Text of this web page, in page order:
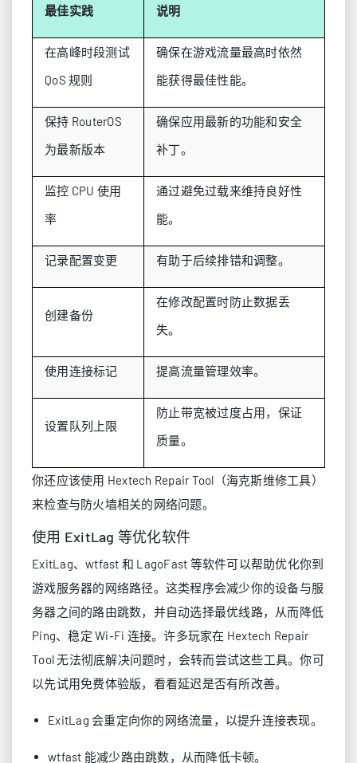
最佳实践 说明
在高峰时段测试
QoS 规则
确保在游戏流量最高时依然
能获得最佳性能。
保持 RouterOS
为最新版本
确保应用最新的功能和安全
补丁。
监控 CPU 使用
率
通过避免过载来维持良好性
能。
记录配置变更 有助于后续排错和调整。
创建备份
在修改配置时防止数据丢
失。
使用连接标记 提高流量管理效率。
设置队列上限
防止带宽被过度占用，保证
质量。
你还应该使用 Hextech Repair Tool（海克斯维修工具）
来检查与防火墙相关的网络问题。
使用 ExitLag 等优化软件
ExitLag、wtfast 和 LagoFast 等软件可以帮助优化你到
游戏服务器的网络路径。这类程序会减少你的设备与服
务器之间的路由跳数，并自动选择最优线路，从而降低
Ping、稳定 Wi‑Fi 连接。许多玩家在 Hextech Repair
Tool 无法彻底解决问题时，会转而尝试这些工具。你可
以先试用免费体验版，看看延迟是否有所改善。
ExitLag 会重定向你的网络流量，以提升连接表现。
wtfast 能减少路由跳数，从而降低卡顿。